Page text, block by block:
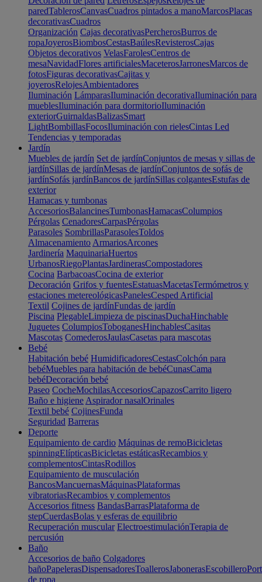
paredTablerosCanvasCuadros pintados a manoMarcosPlacas
decorativasCuadros
Organización Cajas decorativasPercherosBurros de
ropaJoyerosBiombosCestasBaúlesRevisterosCajas
Objetos decorativos VelasFarolesCentros de
mesaNavidadFlores artificialesMaceterosJarronesMarcos de
fotosFiguras decorativasCajitas y
joyerosRelojesAmbientadores
Iluminación LámparasIluminación decorativaIluminación para
mueblesIluminación para dormitorioIluminación
exteriorGuirnaldasBalizasSmart
LightBombillasFocosIluminación con rielesCintas Led
Tendencias y temporadas
Jardín
Muebles de jardín Set de jardínConjuntos de mesas y sillas de
jardínSillas de jardínMesas de jardínConjuntos de sofás de
jardínSofás jardínBancos de jardínSillas colgantesEstufas de
exterior
Hamacas y tumbonas
AccesoriosBalancinesTumbonasHamacasColumpios
Pérgolas CenadoresCarpasPérgolas
Parasoles SombrillasParasolesToldos
Almacenamiento ArmariosArcones
Jardinería MaquinariaHuertos
UrbanosRiegoPlantasJardinerasCompostadores
Cocina BarbacoasCocina de exterior
Decoración Grifos y fuentesEstatuasMacetasTermómetros y
estaciones metereológicasPanelesCesped Artificial
Textil Cojines de jardínFundas de jardín
Piscina PlegableLimpieza de piscinasDuchaHinchable
Juguetes ColumpiosToboganesHinchablesCasitas
Mascotas ComederosJaulasCasetas para mascotas
Bebé
Habitación bebé HumidificadoresCestasColchón para
bebéMuebles para habitación de bebéCunasCama
bebéDecoración bebé
Paseo CocheMochilasAccesoriosCapazosCarrito ligero
Baño e higiene Aspirador nasalOrinales
Textil bebé CojinesFunda
Seguridad Barreras
Deporte
Equipamiento de cardio Máquinas de remoBicicletas
spinningElípticasBicicletas estáticasRecambios y
complementosCintasRodillos
Equipamiento de musculación
BancosMancuernasMáquinasPlataformas
vibratoriasRecambios y complementos
Accesorios fitness BandasBarrasPlataforma de
stepCuerdasBolas y esferas de equilibrio
Recuperación muscular ElectroestimulaciónTerapia de
percusión
Baño
Accesorios de baño Colgadores
bañoPapelerasDispensadoresToallerosJabonerasEscobillero
de ropa